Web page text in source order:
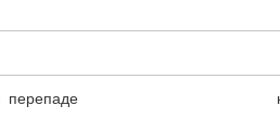
перепаде